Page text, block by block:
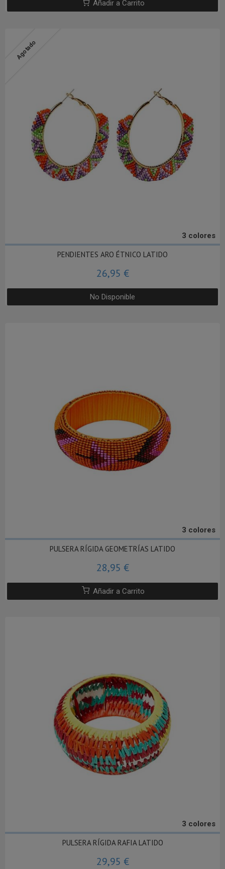
Añadir a Carrito
Agotado
3 colores
PENDIENTES ARO ÉTNICO LATIDO
26,95 €
No Disponible
3 colores
PULSERA RÍGIDA GEOMETRÍAS LATIDO
28,95 €
Añadir a Carrito
3 colores
PULSERA RÍGIDA RAFIA LATIDO
29,95 €